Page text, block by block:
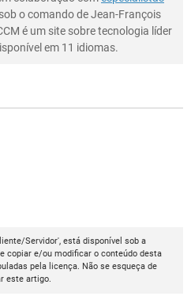
sob o comando de Jean-François
é um site sobre tecnologia líder
em 11 idiomas.
Servidor', está disponível sob a
copiar e/ou modificar o conteúdo desta
pela licença. Não se esqueça de
este artigo.